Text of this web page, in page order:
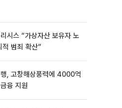
시스 “가상자산 보유자 노
적 범죄 확산”
, 고창해상풍력에 4000억
융 지원